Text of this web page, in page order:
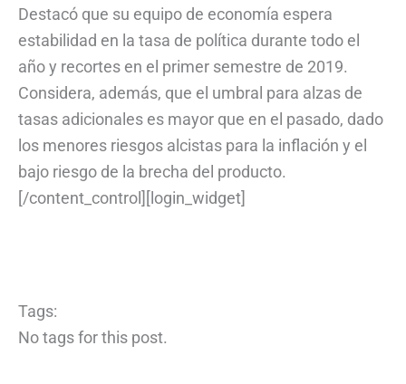
Destacó que su equipo de economía espera
estabilidad en la tasa de política durante todo el
año y recortes en el primer semestre de 2019.
Considera, además, que el umbral para alzas de
tasas adicionales es mayor que en el pasado, dado
los menores riesgos alcistas para la inflación y el
bajo riesgo de la brecha del producto.
[/content_control][login_widget]
Tags:
No tags for this post.